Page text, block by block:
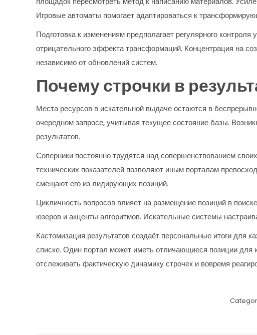
Игровые автоматы помогает адаптироваться к
Подготовка к изменениям предполагает регулярного
отрицательного эффекта трансформаций. Концентрация на
независимо от обновлений систем.
Почему строчки в
Места ресурсов в искательной выдаче остаются в
очередном запросе, учитывая текущее состояние базы.
результатов.
Соперники постоянно трудятся над совершенствованием
технических показателей позволяют иным порталам
смещают его из лидирующих позиций.
Цикличность вопросов влияет на размещение позиций в
юзеров и акценты алгоритмов. Искательные системы
Кастомизация результатов создаёт персональные итоги для
списке. Один портал может иметь отличающиеся позиции для
отслеживать фактическую динамику строчек и вовремя